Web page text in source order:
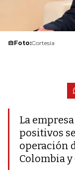
Foto:Cortesía
La
positivos
operación
Colombia